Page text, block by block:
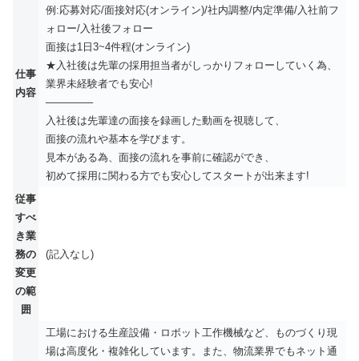
仕事
内容
例:応募対応/面接対応(オンライン)/社内調整/内定準備/入社前フ
ォロー/入社後フォロー
面接は1日3~4件程(オンライン)
★入社後は先輩の採用担当者がしっかりフォローしていく為、
業界未経験者でも安心!
————–
入社後は先輩達の面接を録画した動画を視聴して、
面接の流れや基本を学びます。
見本がある為、面接の流れを事前に確認ができ、
初めて採用に関わる方でも安心してスタートが出来ます!
従事
すべ
き業
務の
変更
の範
囲
(記入なし)
工場における生産設備・ロボット工作機械など、ものづくり現
場は高度化・複雑化しています。また、物流業界でもネット通